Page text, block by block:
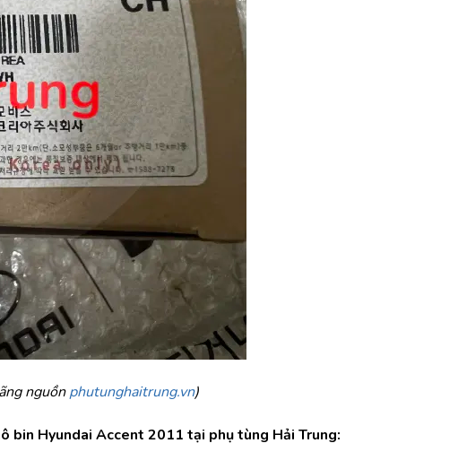
nguồn phutunghaitrung.vn)
bin Hyundai Accent 2011 tại phụ tùng Hải Trung: